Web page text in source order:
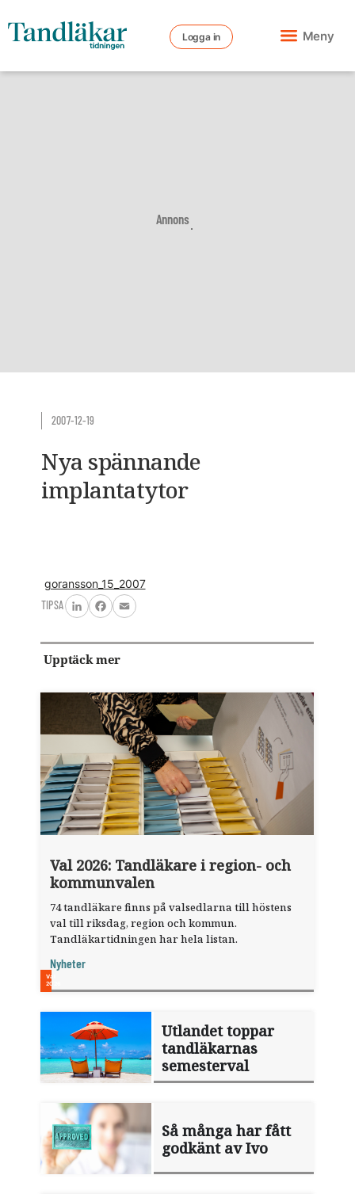
Logga in Meny
Annons
2007-12-19
Nya spännande
implantatytor
goransson_15_2007
TIPSA
LinkedInFacebook
Email
Upptäck mer
Val 2026: Tandläkare i region- och
kommunvalen
74 tandläkare finns på valsedlarna till höstens
val till riksdag, region och kommun.
Tandläkartidningen har hela listan.
Nyheter
Utlandet toppar
tandläkarnas
semesterval
Så många har fått
godkänt av Ivo